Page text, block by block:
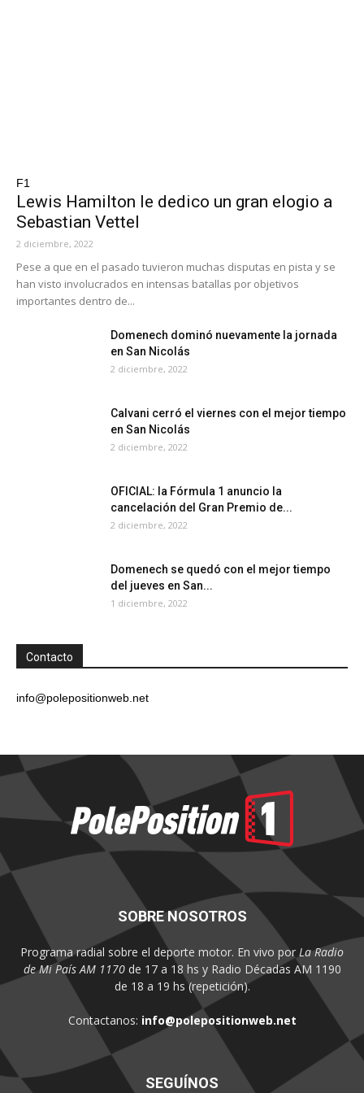
F1
Lewis Hamilton le dedico un gran elogio a
Sebastian Vettel
2 diciembre, 2022
Pese a que en el pasado tuvieron muchas disputas en pista y se
han visto involucrados en intensas batallas por objetivos
importantes dentro de...
Domenech dominó nuevamente la jornada
en San Nicolás
2 diciembre, 2022
Calvani cerró el viernes con el mejor tiempo
en San Nicolás
2 diciembre, 2022
OFICIAL: la Fórmula 1 anuncio la
cancelación del Gran Premio de...
2 diciembre, 2022
Domenech se quedó con el mejor tiempo
del jueves en San...
1 diciembre, 2022
Contacto
info@polepositionweb.net
SOBRE NOSOTROS
Programa radial sobre el deporte motor. En vivo por La Radio
de Mi País AM 1170de 17 a 18 hs y Radio Décadas AM 1190
de 18 a 19 hs (repetición).
Contactanos: info@polepositionweb.net
SEGUÍNOS